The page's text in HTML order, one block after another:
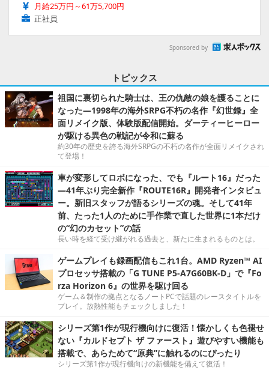
月給25万円～61万5,700円
正社員
Sponsored by
トピックス
祖国に裏切られた騎士は、王の仇敵の娘を護ることに
なった―1998年の海外SRPG不朽の名作『幻世録』全
面リメイク版、体験版配信開始。ダーティーヒーロー
が駆ける異色の戦記が令和に蘇る
約30年の歴史を誇る海外SRPGの不朽の名作が全面リメイクされ
て登場！
車が変形してロボになった、でも『ルート16』だった
―41年ぶり完全新作『ROUTE16R』開発者インタビュ
ー。新旧スタッフが語るシリーズの魂。そして41年
前、たった1人のために手作業で直した世界に1本だけ
の“幻のカセット”の話
長い時を経て受け継がれる過去と、新たに生まれるものとは。
ゲームプレイも録画配信もこれ1台。AMD Ryzen™ AI
プロセッサ搭載の「G TUNE P5-A7G60BK-D」で『Fo
rza Horizon 6』の世界を駆け回る
ゲーム＆制作の拠点となるノートPCで話題のレースタイトルを
プレイ。放熱性能もチェックしました！
シリーズ第1作が現行機向けに復活！懐かしくも色褪せ
ない『カルドセプト ザ ファースト』遊びやすい機能も
搭載で、あらためて“原典”に触れるのにぴったり
シリーズ第1作が現行機向けの新機能を備えて復活！